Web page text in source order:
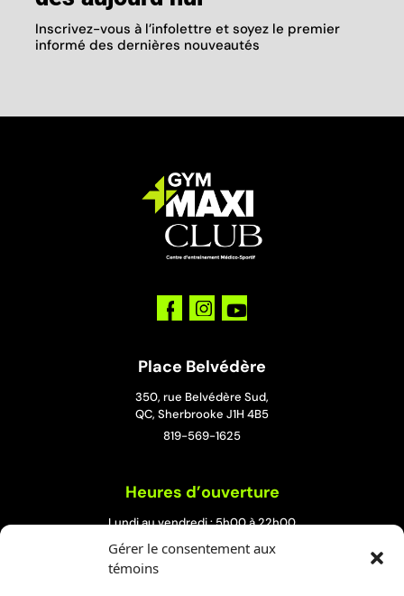
Gérer le consentement aux
témoins
Inscrivez-vous à l’infolettre et soyez le premier
informé des dernières nouveautés
Place Belvédère
350, rue Belvédère Sud,
QC, Sherbrooke J1H 4B5
819-569-1625
Heures d’ouverture
Lundi au vendredi : 5h00 à 22h00
Samedi et dimanche : 8h00 à 19h00